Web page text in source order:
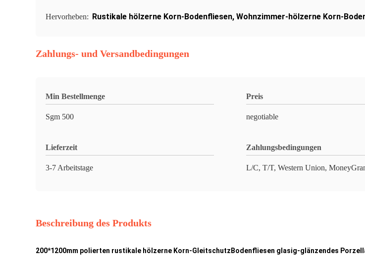
Hervorheben: Rustikale hölzerne Korn-Bodenfliesen, Wohnzimmer-hölzerne Korn-
Zahlungs- und Versandbedingungen
Min Bestellmenge
Sgm 500
Preis
negotiable
Lieferzeit
3-7 Arbeitstage
Zahlungsbedingungen
L/C, T/T, Western Union,
Beschreibung des Produkts
200*1200mm polierten rustikale hölzerne Korn-GleitschutzBodenfliesen glasig-glänzendes